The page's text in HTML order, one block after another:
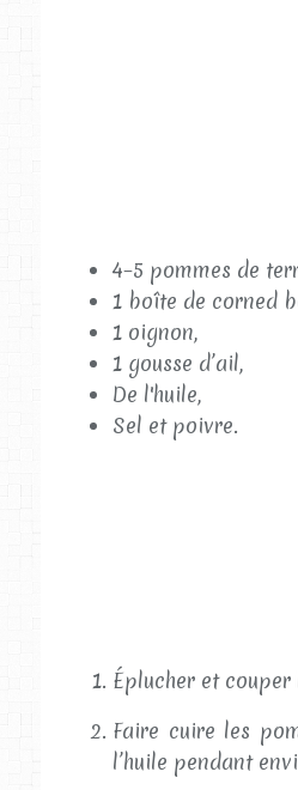
4–5 pommes de
1 boîte de corned
1 oignon,
1 gousse d’ail,
De l'huile,
Sel et poivre.
Éplucher et
Faire cuire les
l’huile pendant